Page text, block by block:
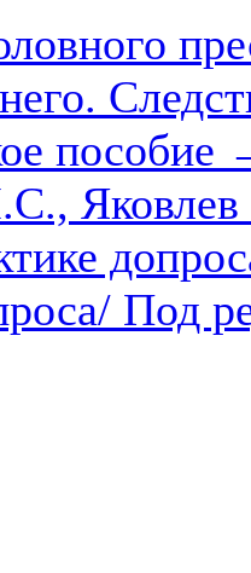
пособие
Под